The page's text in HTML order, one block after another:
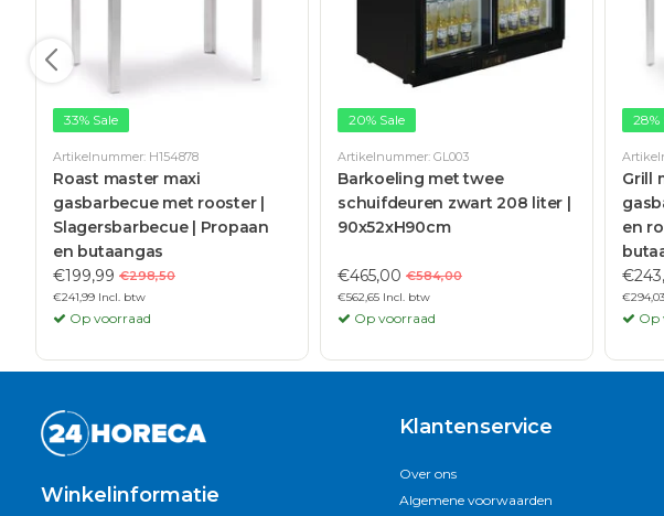
33% Sale
Artikelnummer: H154878
Roast master maxi
gasbarbecue met rooster |
Slagersbarbecue | Propaan
en butaangas
€199,99 €298,50
€241,99 Incl. btw
Op voorraad
20% Sale
Artikelnummer: GL003
Barkoeling met twee
schuifdeuren zwart 208 liter |
90x52xH90cm
€465,00 €584,00
€562,65 Incl. btw
Op voorraad
28%
Grill
en
Op
Winkelinformatie
Klantenservice
Over ons
Algemene voorwaarden